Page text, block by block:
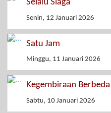
Selalu Siaga
Senin, 12 Januari 2026
Satu Jam
Minggu, 11 Januari 2026
Kegembiraan Berbeda
Sabtu, 10 Januari 2026